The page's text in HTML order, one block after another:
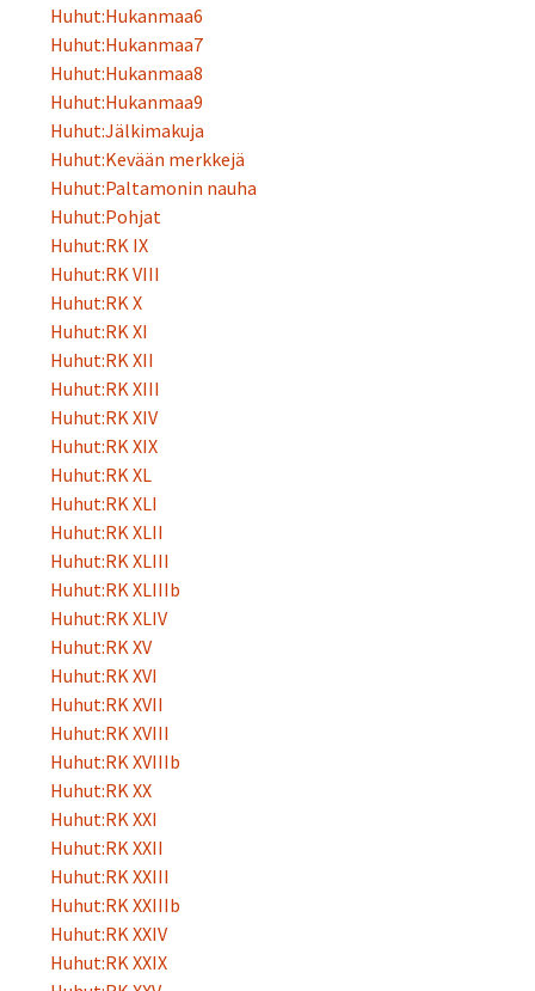
Huhut:Hukanmaa6
Huhut:Hukanmaa7
Huhut:Hukanmaa8
Huhut:Hukanmaa9
Huhut:Jälkimakuja
Huhut:Kevään merkkejä
Huhut:Paltamonin nauha
Huhut:Pohjat
Huhut:RK IX
Huhut:RK VIII
Huhut:RK X
Huhut:RK XI
Huhut:RK XII
Huhut:RK XIII
Huhut:RK XIV
Huhut:RK XIX
Huhut:RK XL
Huhut:RK XLI
Huhut:RK XLII
Huhut:RK XLIII
Huhut:RK XLIIIb
Huhut:RK XLIV
Huhut:RK XV
Huhut:RK XVI
Huhut:RK XVII
Huhut:RK XVIII
Huhut:RK XVIIIb
Huhut:RK XX
Huhut:RK XXI
Huhut:RK XXII
Huhut:RK XXIII
Huhut:RK XXIIIb
Huhut:RK XXIV
Huhut:RK XXIX